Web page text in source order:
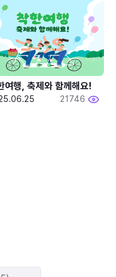
여행, 축제와 함께해요!
21746